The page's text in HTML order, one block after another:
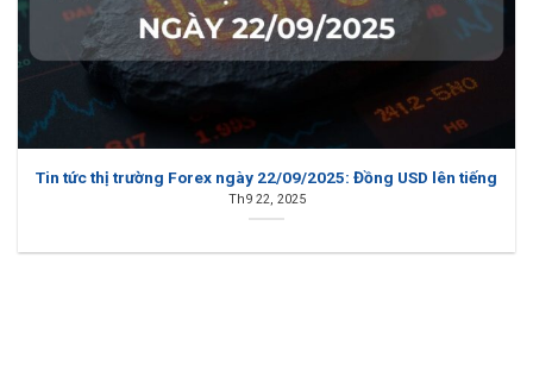
Tin tức thị trường Forex ngày 22/09/2025: Đồng USD lên tiếng
Th9 22, 2025